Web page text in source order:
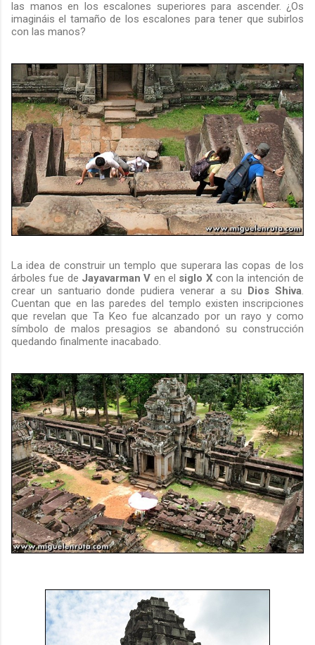
las manos en los escalones superiores para ascender. ¿Os
imagináis el tamaño de los escalones para tener que subirlos
con las manos?
La idea de construir un templo que superara las copas de los
árboles fue de Jayavarman V en el siglo X con la intención de
crear un santuario donde pudiera venerar a su Dios Shiva
Cuentan que en las paredes del templo existen inscripciones
que revelan que Ta Keo fue alcanzado por un rayo y como
símbolo de malos presagios se abandonó su construcción
quedando finalmente inacabado.